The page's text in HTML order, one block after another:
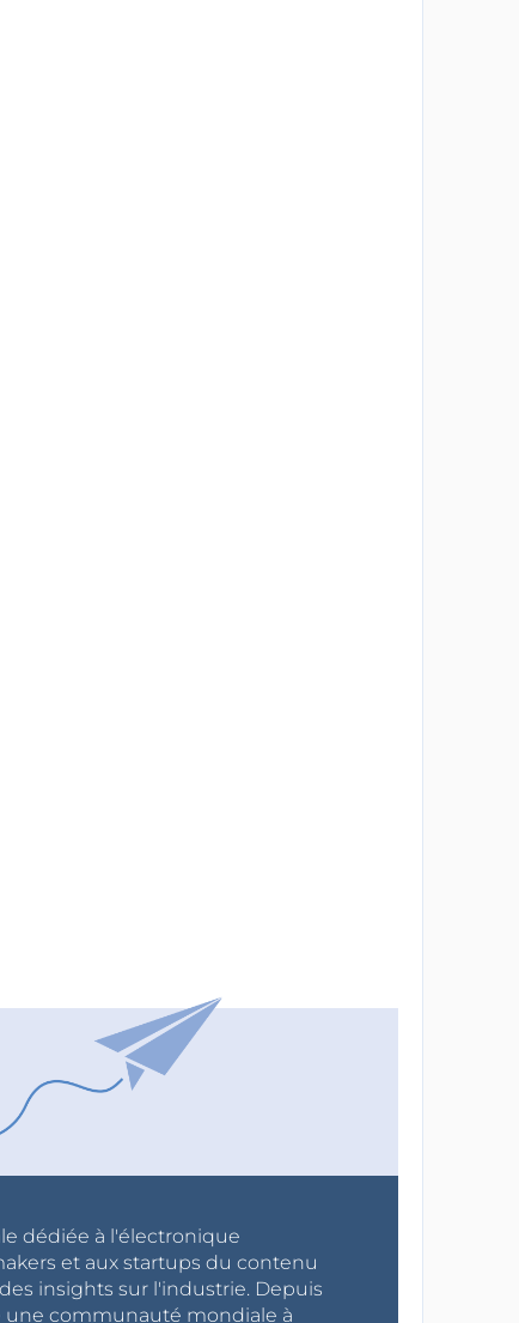
dédiée à l'électronique
et aux startups du contenu
insights sur l'industrie. Depuis
une communauté mondiale à